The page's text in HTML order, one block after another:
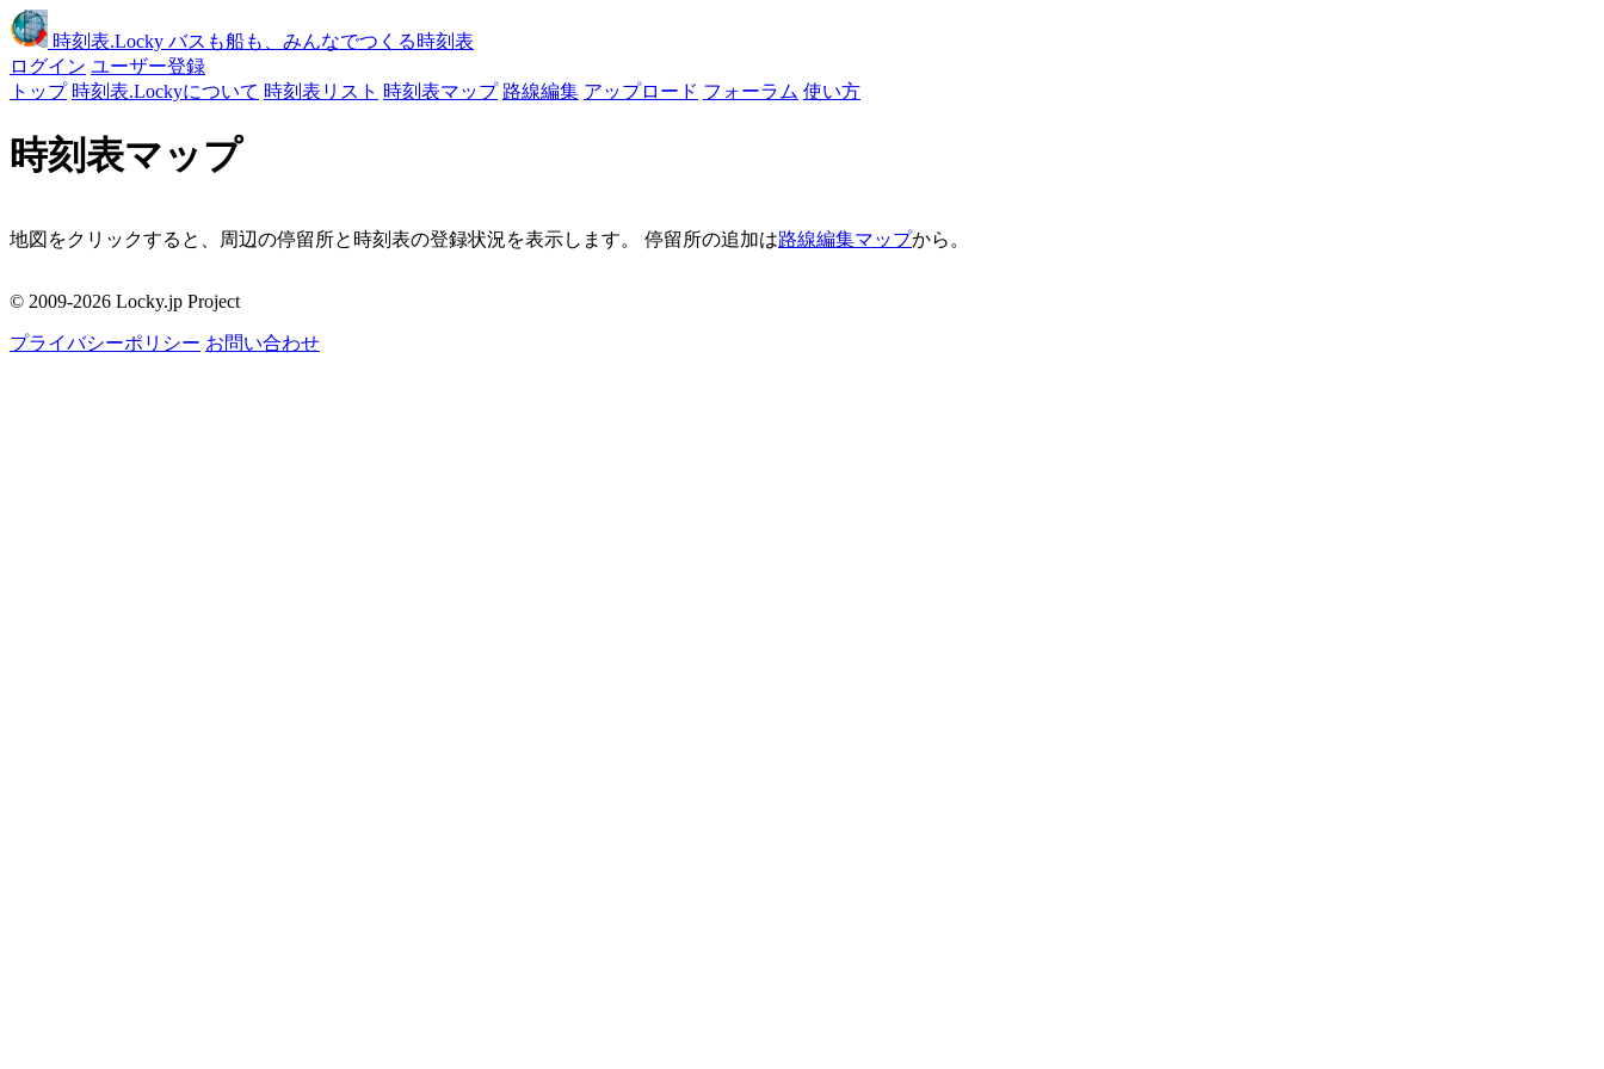
時刻表.Locky バスも船も、みんなでつくる時刻表
ログイン ユーザー登録
トップ 時刻表.Lockyについて 時刻表リスト 時刻表マップ 路線編集 アップロード フォーラム 使い方
時刻表マップ
地図をクリックすると、周辺の停留所と時刻表の登録状況を表示します。 停留所の追加は路線編集マップから。
周辺の停留所
© 2009-2026 Locky.jp Project
プライバシーポリシー お問い合わせ